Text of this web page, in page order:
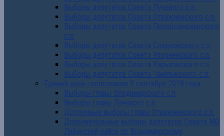
Выборы депутатов Совета Лучевого с.п.
Выборы депутатов Совета Отважненского с.п.
Выборы депутатов Совета Первосинюхинского
с.п.
Выборы депутатов Совета Сладковского с.п.
Выборы депутатов Совета Упорненского с.п.
Выборы депутатов Совета Харьковского с.п.
Выборы депутатов Совета Чамлыкского с.п.
Единый день голосования 9 сентября 2018 года
Выборы главы Владимирского с.п.
Выборы главы Лучевого с.п.
Досрочные выборы главы Отважненского с.п.
Дополнительные выборы депутатов Совета МО
Лабинский район по Владимирскому